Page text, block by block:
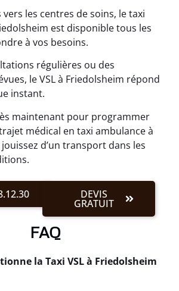
les centres de soins, le taxi
est disponible tous les
à vos besoins.
régulières ou des
le VSL à Friedolsheim répond
instant.
maintenant pour programmer
médical en taxi ambulance à
d’un transport dans les
DEVIS
GRATUIT
FAQ
la Taxi VSL à Friedolsheim